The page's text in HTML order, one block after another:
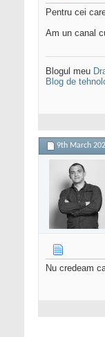
Pentru cei
Am un canal
Blogul meu
Blog de
9th March
Nu credeam